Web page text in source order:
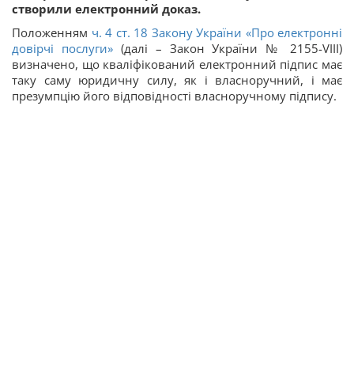
створили електронний доказ.
Положенням ч. 4 ст. 18 Закону України «Про електронні
довірчі послуги»(далі – Закон України № 2155-VIII)
визначено, що кваліфікований електронний підпис має
таку саму юридичну силу, як і власноручний, і має
презумпцію його відповідності власноручному підпису.